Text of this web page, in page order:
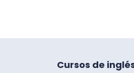
Cursos de